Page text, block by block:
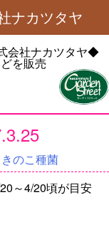
ナカツタヤ
会社ナカツタヤ◆
を販売
のこ種菌
～4/20頃が目安